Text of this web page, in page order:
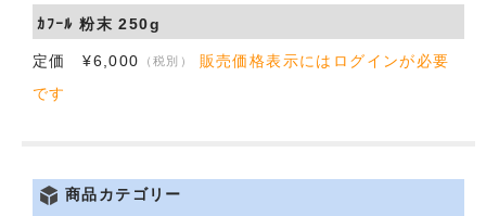
ｶﾌｰﾙ 粉末 250g
定価 ¥6,000 （税別）
販売価格表示にはログインが必要
です
商品カテゴリー